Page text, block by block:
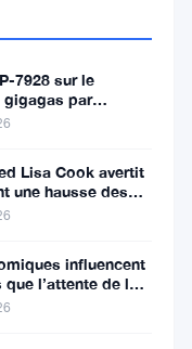
7928 sur le
gigagas par
Lisa Cook avertit
une hausse des
influencent
l’attente de la